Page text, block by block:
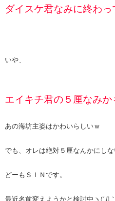
ダイスケ君なみに終わっ
いや、
エイキチ君の５厘なみか
あの海坊主姿はかわいらしいｗ
でも、オレは絶対５厘なんかにしな
どーもＳＩＮです。
最近名前変えようかと検討中ヽ(´Д